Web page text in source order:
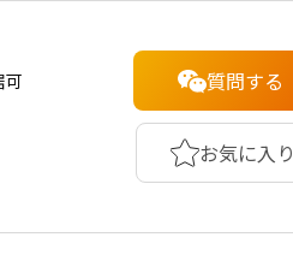
可 質問する
お気に入り